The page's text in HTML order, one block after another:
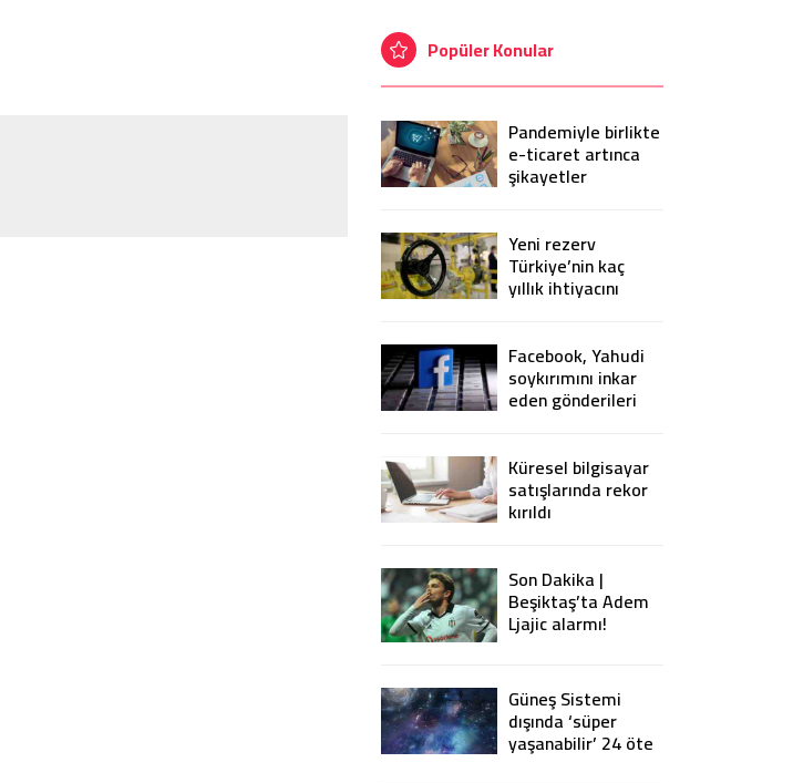
Popüler Konular
Pandemiyle birlikte
e-ticaret artınca
şikayetler
de katlandı
Yeni rezerv
Türkiye’nin kaç
yıllık ihtiyacını
Facebook, Yahudi
soykırımını inkar
eden gönderileri
Küresel bilgisayar
satışlarında rekor
kırıldı
Son Dakika |
Beşiktaş’ta Adem
Ljajic alarmı!
Ocak’ta transfer…
Güneş Sistemi
dışında ‘süper
yaşanabilir’ 24 öte
gezegen keşfedildi